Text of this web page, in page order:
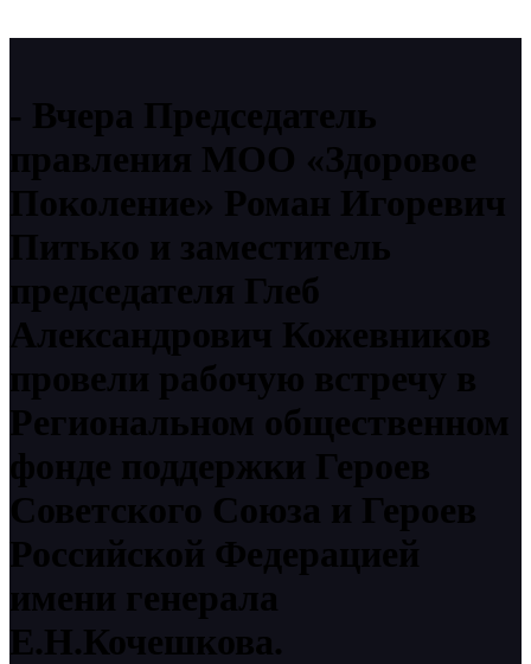
Вчера Председатель
правления МОО «Здоровое
Поколение» Роман Игоревич
Питько и заместитель
председателя Глеб
Александрович Кожевников
провели рабочую встречу в
Региональном общественном
фонде поддержки Героев
Советского Союза и Героев
Российской Федерацией
имени генерала
Е.Н.Кочешкова.